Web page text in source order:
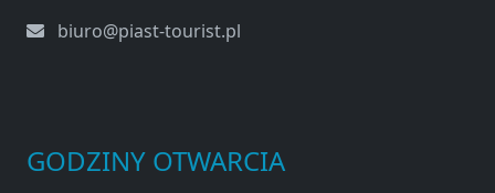
biuro@piast-tourist.pl
GODZINY OTWARCIA